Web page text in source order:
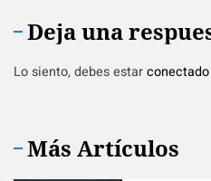
Deja una
Lo siento, debes estarconectado
Más Artículos